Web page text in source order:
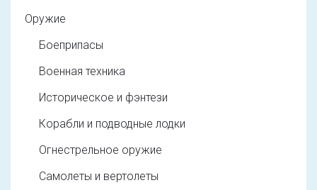
Оружие
Боеприпасы
Военная техника
Историческое и фэнтези
Корабли и подводные лодки
Огнестрельное оружие
Самолеты и вертолеты